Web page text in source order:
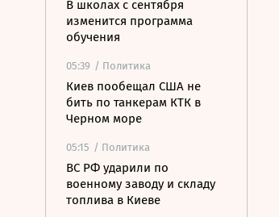
В школах с сентября
изменится программа
обучения
05:39 / Политика
Киев пообещал США не
бить по танкерам КТК в
Черном море
05:15 / Политика
ВС РФ ударили по
военному заводу и складу
топлива в Киеве